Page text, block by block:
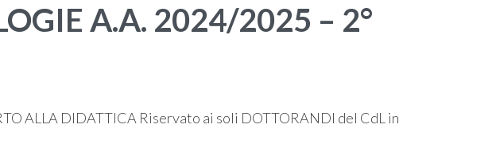
A.A. 2024/2025 – 2°
ALLA DIDATTICA Riservato ai soli DOTTORANDI del CdL in